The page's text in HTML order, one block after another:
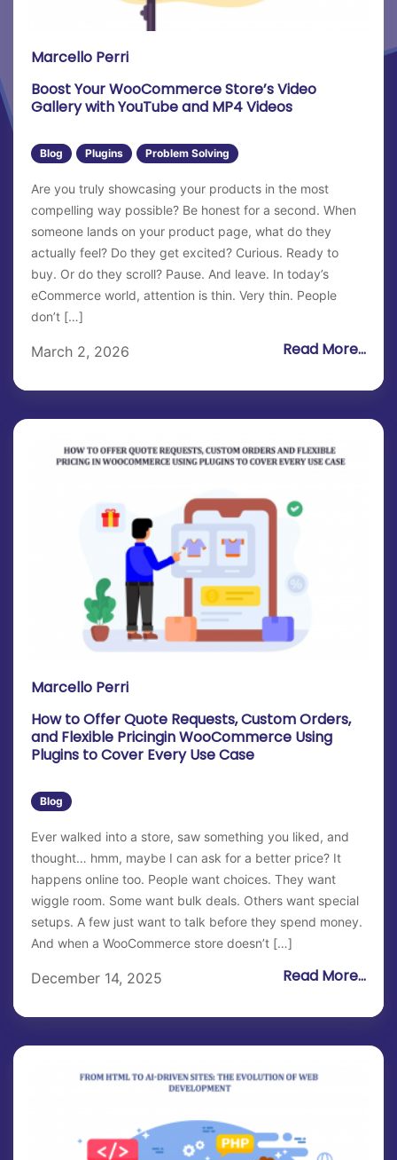
Marcello Perri
Boost Your WooCommerce Store’s Video
Gallery with YouTube and MP4 Videos
Blog Plugins Problem Solving
Are you truly showcasing your products in the most
compelling way possible? Be honest for a second. When
someone lands on your product page, what do they
actually feel? Do they get excited? Curious. Ready to
buy. Or do they scroll? Pause. And leave. In today’s
eCommerce world, attention is thin. Very thin. People
don’t […]
March 2, 2026 Read More...
Marcello Perri
How to Offer Quote Requests, Custom Orders,
and Flexible Pricingin WooCommerce Using
Plugins to Cover Every Use Case
Blog
Ever walked into a store, saw something you liked, and
thought… hmm, maybe I can ask for a better price? It
happens online too. People want choices. They want
wiggle room. Some want bulk deals. Others want special
setups. A few just want to talk before they spend money.
And when a WooCommerce store doesn’t […]
December 14, 2025 Read More...